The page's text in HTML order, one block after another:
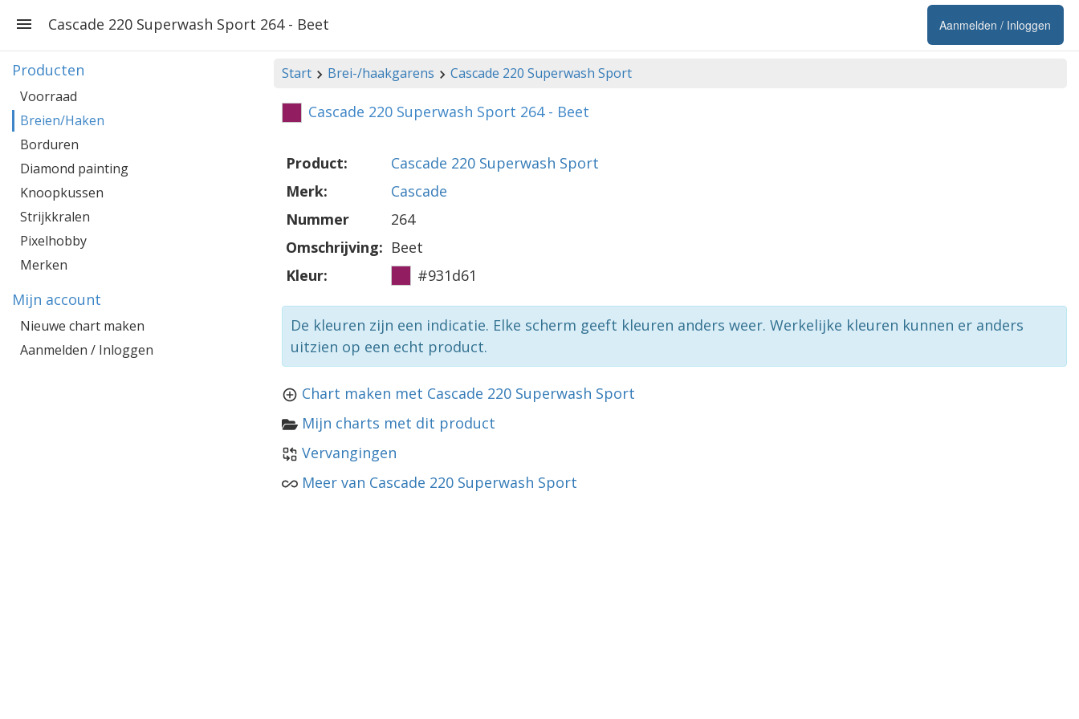
Aanmelden / Inloggen
Cascade 220 Superwash Sport 264 - Beet
Start Brei-/haakgarens Cascade 220 Superwash Sport
Cascade 220 Superwash Sport 264 - Beet
Product:
Cascade 220 Superwash Sport
Merk:
Cascade
Nummer
264
Omschrijving: Beet
Kleur:
#931d61
De kleuren zijn een indicatie. Elke scherm geeft kleuren anders weer. Werkelijke kleuren kunnen er anders
uitzien op een echt product.
Chart maken met Cascade 220 Superwash Sport
Mijn charts met dit product
Vervangingen
Meer van Cascade 220 Superwash Sport
Producten
Voorraad
Breien/Haken
Borduren
Diamond painting
Knoopkussen
Strijkkralen
Pixelhobby
Merken
Mijn account
Nieuwe chart maken
Aanmelden / Inloggen